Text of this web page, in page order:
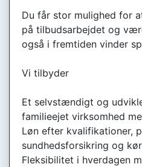
Du får stor mulighed for
på tilbudsarbejdet og
også i fremtiden vinder
Vi tilbyder
Et selvstændigt og
familieejet virksomhed
Løn efter kvalifikationer,
sundhedsforsikring og
Fleksibilitet i hverdagen